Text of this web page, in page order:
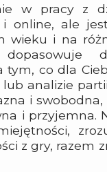
w pracy z
online, ale
wieku i na
tym, co dla
analizie
i
i przyjemna.
z gry, razem